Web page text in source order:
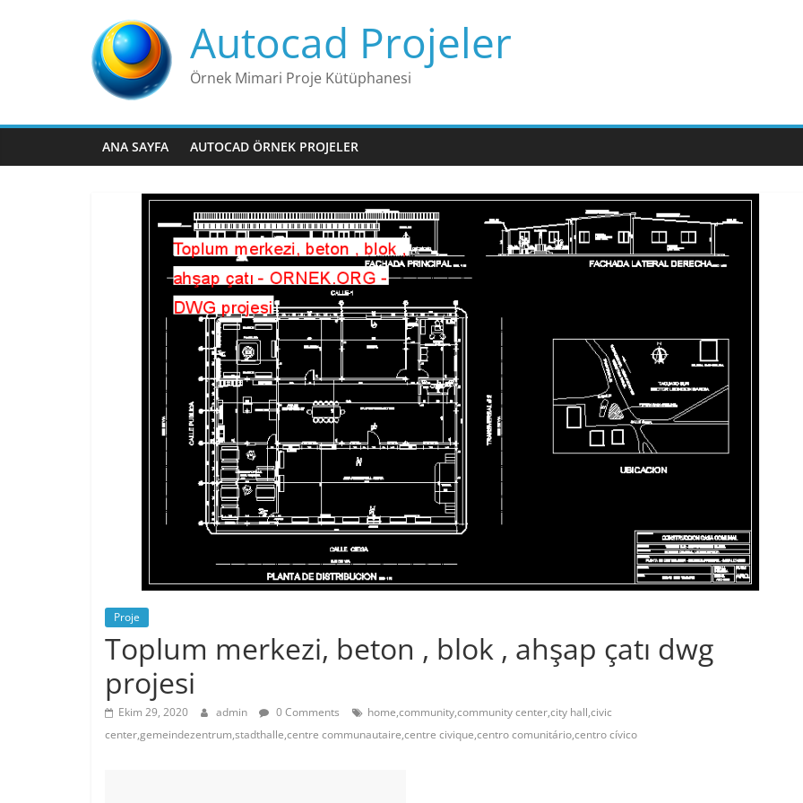
Autocad Projeler
Örnek Mimari Proje Kütüphanesi
ANA SAYFA AUTOCAD ÖRNEK PROJELER
Proje
Toplum merkezi, beton , blok , ahşap çatı dwg
projesi
Ekim 29, 2020 admin 0 Comments
home,community,community center,city hall,civic
center,gemeindezentrum,stadthalle,centre communautaire,centre civique,centro comunitário,centro cívico